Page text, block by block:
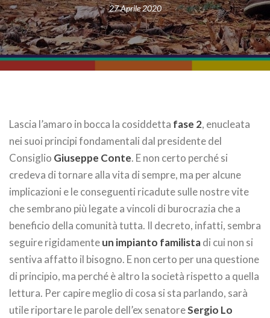
27 Aprile 2020
Lascia l’amaro in bocca la cosiddetta fase 2, enucleata
nei suoi principi fondamentali dal presidente del
Consiglio Giuseppe Conte. E non certo perché si
credeva di tornare alla vita di sempre, ma per alcune
implicazioni e le conseguenti ricadute sulle nostre vite
che sembrano più legate a vincoli di burocrazia che a
beneficio della comunità tutta. Il decreto, infatti, sembra
seguire rigidamenteun impianto familistadi cui non si
sentiva affatto il bisogno. E non certo per una questione
di principio, ma perché è altro la società rispetto a quella
lettura. Per capire meglio di cosa si sta parlando, sarà
utile riportare le parole dell’ex senatoreSergio Lo